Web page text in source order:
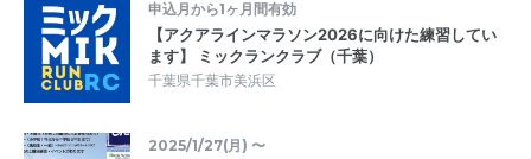
申込月から1ヶ月間有効
【アクアラインマラソン2026に向けた練習してい
ます】 ミックランクラブ（千葉）
千葉県千葉市美浜区
2025/1/27(月) 〜